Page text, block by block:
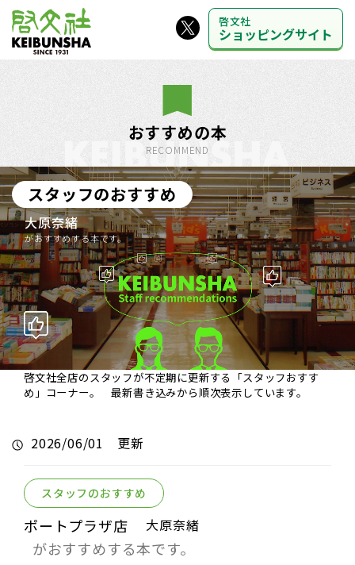
啓文社
ショッピングサイト
おすすめの本
RECOMMEND
スタッフのおすすめ
大原奈緒
がおすすめする本です。
啓文社全店のスタッフが不定期に更新する「スタッフおすす
め」コーナー。 最新書き込みから順次表示しています。
2026/06/01 更新
スタッフのおすすめ
ポートプラザ店 大原奈緒
がおすすめする本です。